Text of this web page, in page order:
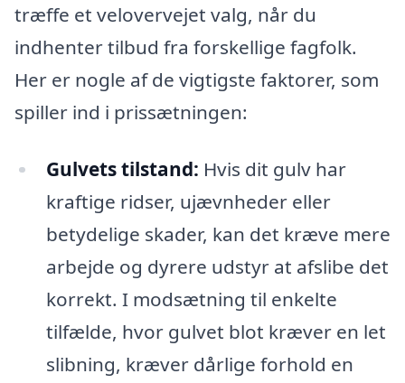
træffe et velovervejet valg, når du
indhenter tilbud fra forskellige fagfolk.
Her er nogle af de vigtigste faktorer, som
spiller ind i prissætningen:
Gulvets tilstand: Hvis dit gulv har
kraftige ridser, ujævnheder eller
betydelige skader, kan det kræve mere
arbejde og dyrere udstyr at afslibe det
korrekt. I modsætning til enkelte
tilfælde, hvor gulvet blot kræver en let
slibning, kræver dårlige forhold en